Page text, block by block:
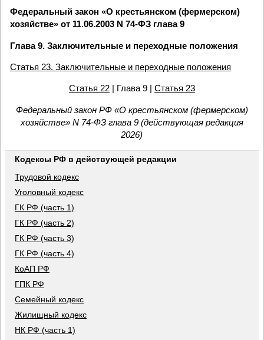
Федеральный закон «О крестьянском (фермерском)
хозяйстве» от 11.06.2003 N 74-ФЗ глава 9
Глава 9. Заключительные и переходные положения
Статья 23. Заключительные и переходные положения
Статья 22| Глава 9 | Статья 23
Федеральный закон РФ «О крестьянском (фермерском)
хозяйстве» N 74-ФЗ глава 9 (действующая редакция
2026)
Кодексы РФ в действующей редакции
Трудовой кодекс
Уголовный кодекс
ГК РФ (часть 1)
ГК РФ (часть 2)
ГК РФ (часть 3)
ГК РФ (часть 4)
КоАП РФ
ГПК РФ
Семейный кодекс
Жилищный кодекс
НК РФ (часть 1)